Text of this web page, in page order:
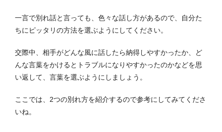
一言で別れ話と言っても、色々な話し方があるので、自分た
ちにピッタリの方法を選ぶようにしてください。
交際中、相手がどんな風に話したら納得しやすかったか、ど
んな言葉をかけるとトラブルになりやすかったのかなどを思
い返して、言葉を選ぶようにしましょう。
ここでは、2つの別れ方を紹介するので参考にしてみてくださ
いね。